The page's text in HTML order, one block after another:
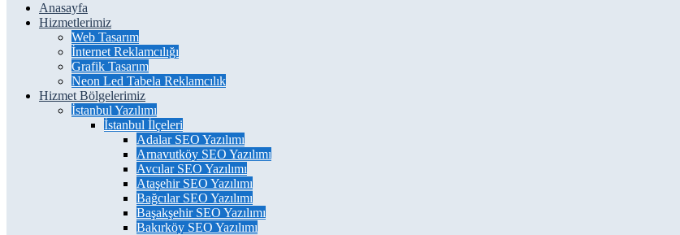
Anasayfa
Hizmetlerimiz
Web Tasarım
İnternet Reklamcılığı
Grafik Tasarım
Neon Led Tabela Reklamcılık
Hizmet Bölgelerimiz
İstanbul Yazılımı
İstanbul İlçeleri
Adalar SEO Yazılımı
Arnavutköy SEO Yazılımı
Avcılar SEO Yazılımı
Ataşehir SEO Yazılımı
Bağcılar SEO Yazılımı
Başakşehir SEO Yazılımı
Bakırköy SEO Yazılımı